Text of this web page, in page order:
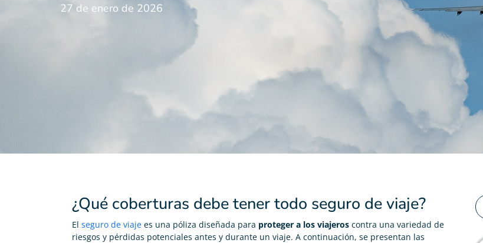
27 de enero de 2026
¿Qué coberturas debe tener todo seguro de viaje?
El seguro de viaje es una póliza diseñada para proteger a los viajeros contra una variedad de
riesgos y pérdidas potenciales antes y durante un viaje. A continuación, se presentan las